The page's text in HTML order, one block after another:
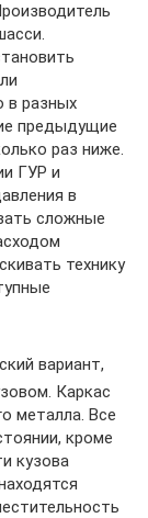
в разных
предыдущие
раз ниже.
ГУР и
в
сложные
технику
вариант,
Каркас
металла. Все
кроме
кузова